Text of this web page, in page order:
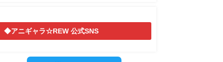
◆アニギャラ☆REW 公式SNS